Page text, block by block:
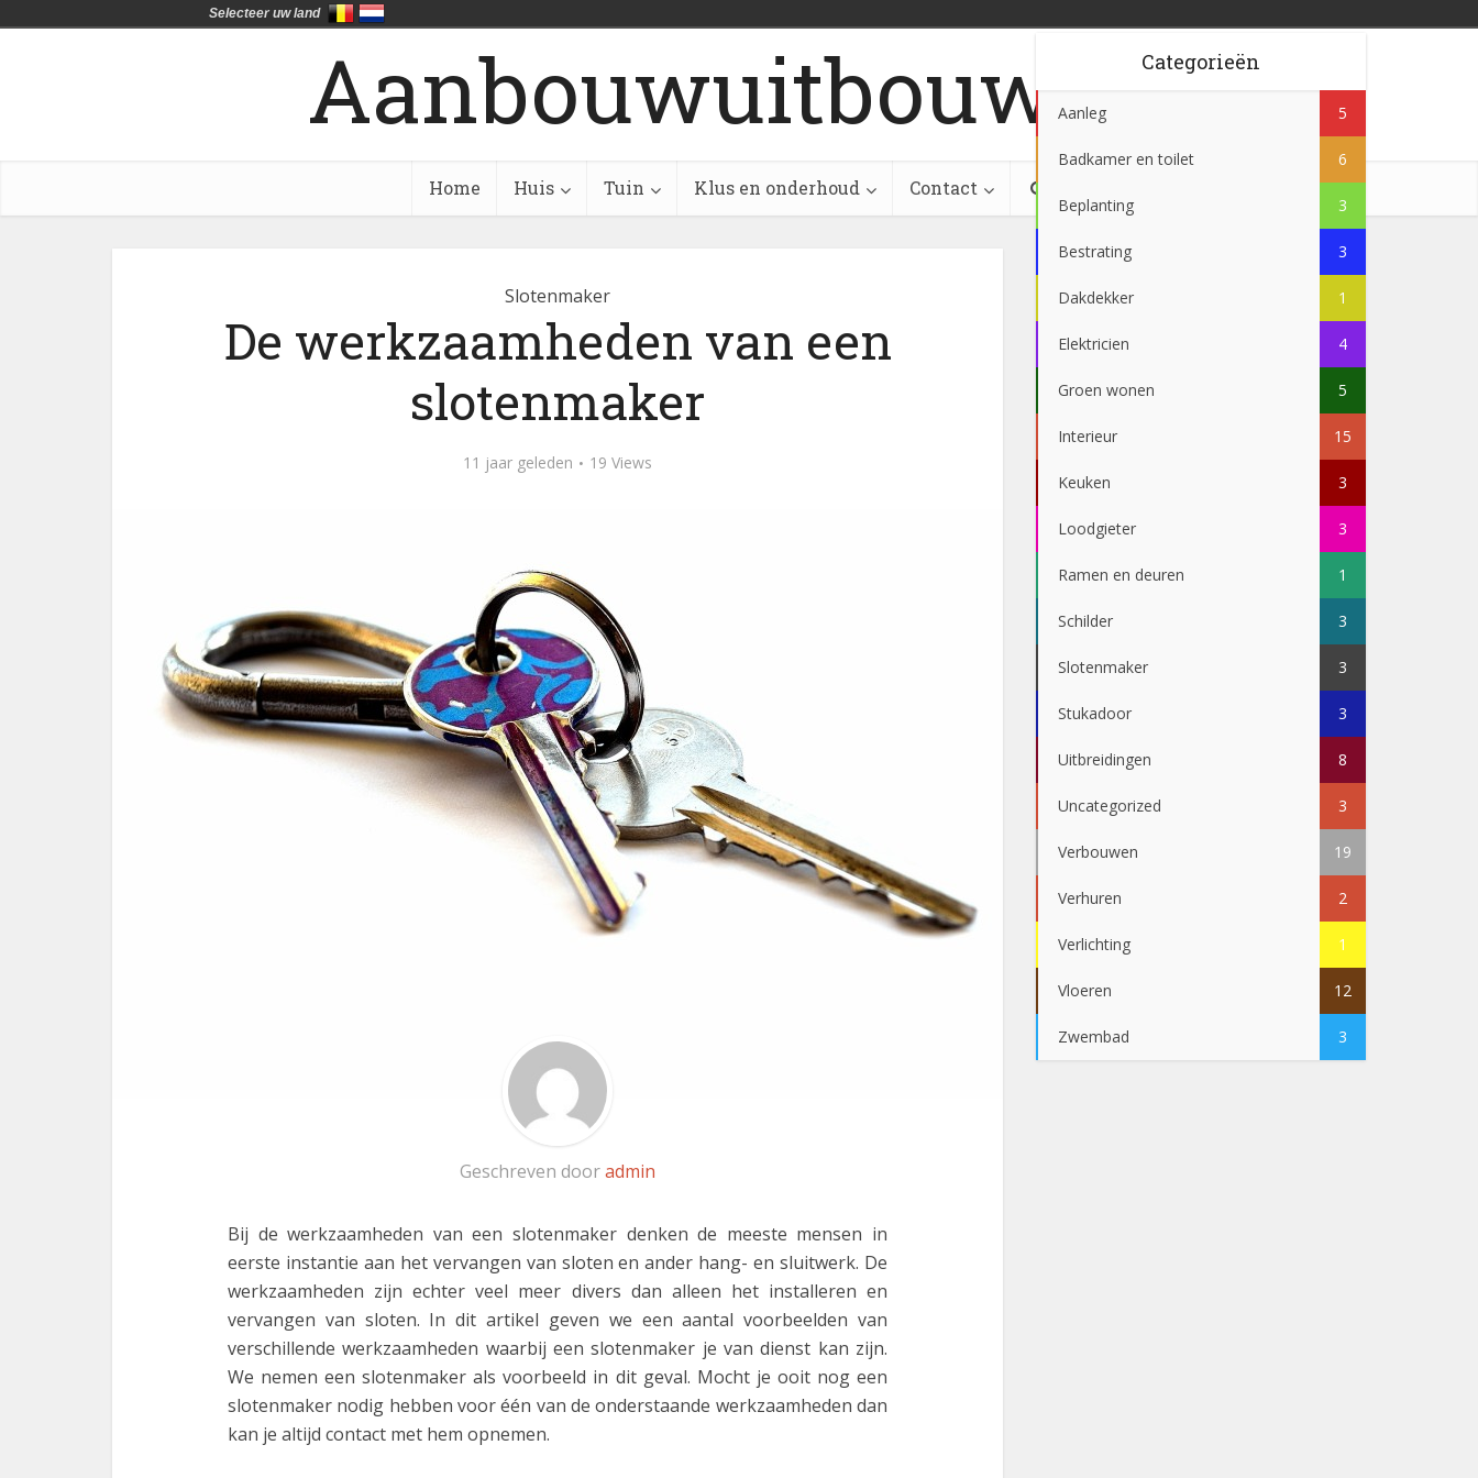
Aanbouwuitbouw.be
Home Huis Tuin Klus en onderhoud Contact
Slotenmaker
De werkzaamheden van een
slotenmaker
11 jaar geleden 19 Views
Geschreven dooradmin
Bij de werkzaamheden van een slotenmaker denken de meeste mensen in
eerste instantie aan het vervangen van sloten en ander hang- en sluitwerk. De
werkzaamheden zijn echter veel meer divers dan alleen het installeren en
vervangen van sloten. In dit artikel geven we een aantal voorbeelden van
verschillende werkzaamheden waarbij een slotenmaker je van dienst kan zijn.
We nemen een slotenmaker als voorbeeld in dit geval. Mocht je ooit nog een
slotenmaker nodig hebben voor één van de onderstaande werkzaamheden dan
kan je altijd contact met hem opnemen.
Categorieën
Aanleg 5
Badkamer en toilet 6
Beplanting 3
Bestrating 3
Dakdekker 1
Elektricien 4
Groen wonen 5
Interieur 15
Keuken 3
Loodgieter 3
Ramen en deuren 1
Schilder 3
Slotenmaker 3
Stukadoor 3
Uitbreidingen 8
Uncategorized 3
Verbouwen 19
Verhuren 2
Verlichting 1
Vloeren 12
Zwembad 3
Selecteer uw land